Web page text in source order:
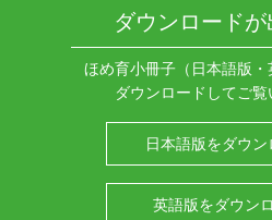
ダウンロードが
ほめ育小冊子（日本語版
ダウンロードしてご覧
日本語版をダウン
英語版をダウン